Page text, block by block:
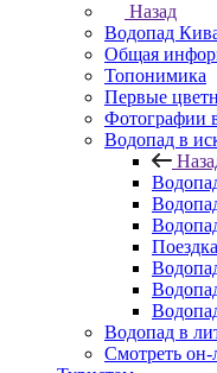
Назад
Водопад
Общая
Топонимика
Первые
Фотографии
Водопад в
Водопад в
Смотреть он-